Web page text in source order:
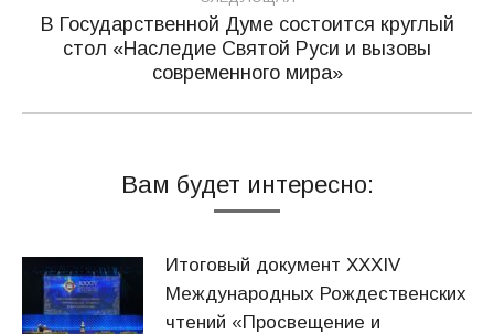
Следующая
запись:
В Государственной Думе состоится круглый
стол «Наследие Святой Руси и вызовы
современного мира»
Вам будет интересно:
Итоговый документ XXХIV
Международных Рождественских
чтений «Просвещение и